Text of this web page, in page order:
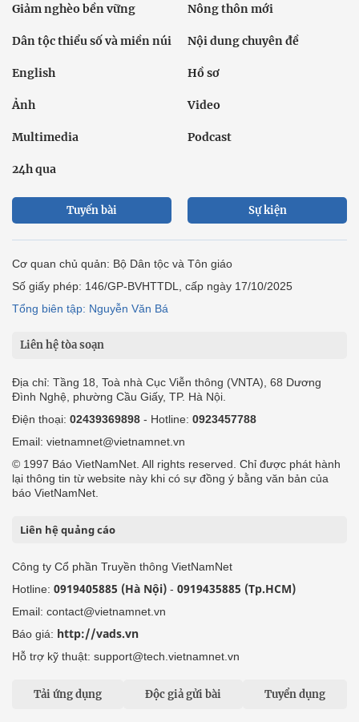
Giảm nghèo bền vững Nông thôn mới
Dân tộc thiểu số và miền núi Nội dung chuyên đề
English Hồ sơ
Ảnh Video
Multimedia Podcast
24h qua
Tuyến bài Sự kiện
Cơ quan chủ quản: Bộ Dân tộc và Tôn giáo
Số giấy phép: 146/GP-BVHTTDL, cấp ngày 17/10/2025
Tổng biên tập: Nguyễn Văn Bá
Liên hệ tòa soạn
Địa chỉ: Tầng 18, Toà nhà Cục Viễn thông (VNTA), 68 Dương
Đình Nghệ, phường Cầu Giấy, TP. Hà Nội.
Điện thoại: 02439369898 - Hotline: 0923457788
Email: vietnamnet@vietnamnet.vn
© 1997 Báo VietNamNet. All rights reserved. Chỉ được phát hành
lại thông tin từ website này khi có sự đồng ý bằng văn bản của
báo VietNamNet.
Liên hệ quảng cáo
Công ty Cổ phần Truyền thông VietNamNet
Hotline: 0919405885 (Hà Nội) - 0919435885 (Tp.HCM)
Email: contact@vietnamnet.vn
Báo giá: http://vads.vn
Hỗ trợ kỹ thuật: support@tech.vietnamnet.vn
Tải ứng dụng Độc giả gửi bài Tuyển dụng